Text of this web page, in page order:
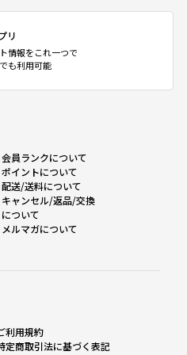
リ
情報をこれ一つで
も利用可能
会員ランクについて
ポイントについて
配送/送料について
キャンセル/返品/交換
について
メルマガについて
利用規約
定商取引法に基づく表記